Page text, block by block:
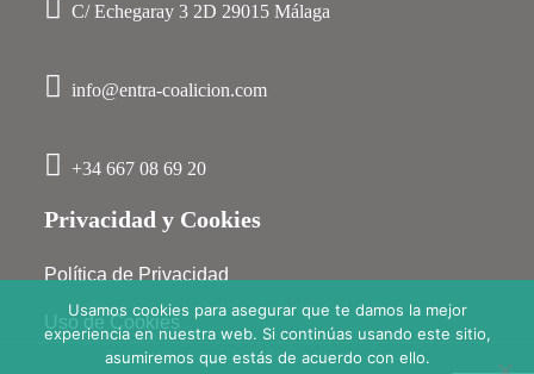
C/ Echegaray 3 2D 29015 Málaga
info@entra-coalicion.com
+34 667 08 69 20
Privacidad y Cookies
Política de Privacidad
Uso de Cookies
Usamos cookies para asegurar que te damos la mejor
experiencia en nuestra web. Si continúas usando este sitio,
asumiremos que estás de acuerdo con ello.